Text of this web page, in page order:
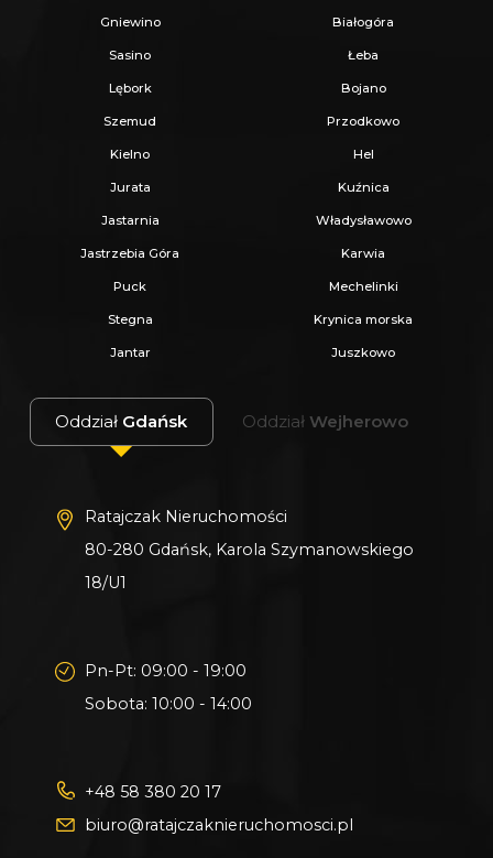
Gniewino Białogóra
Sasino Łeba
Lębork Bojano
Szemud Przodkowo
Kielno Hel
Jurata Kuźnica
Jastarnia Władysławowo
Jastrzebia Góra Karwia
Puck Mechelinki
Stegna Krynica morska
Jantar Juszkowo
Oddział Gdańsk Oddział Wejherowo
Ratajczak Nieruchomości
80-280 Gdańsk, Karola Szymanowskiego
18/U1
Pn-Pt: 09:00 - 19:00
Sobota: 10:00 - 14:00
+48 58 380 20 17
biuro@ratajczaknieruchomosci.pl